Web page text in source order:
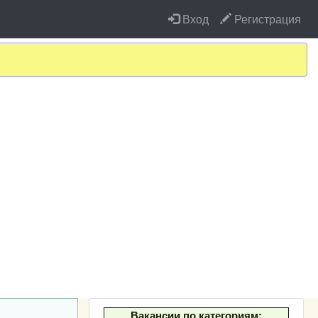
Вход Регистрация